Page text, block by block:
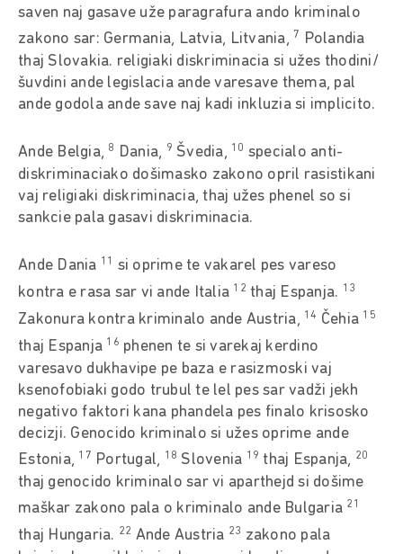
saven naj gasave uže paragrafura ando kriminalo
zakono sar: Germania, Latvia, Litvania, 7
Polandia
thaj Slovakia. religiaki diskriminacia si užes thodini/
šuvdini ande legislacia ande varesave thema, pal
ande godola ande save naj kadi inkluzia si implicito.
Ande Belgia, 8 Dania, 9 Švedia, 10 specialo anti-
diskriminaciako došimasko zakono opril rasistikani
vaj religiaki diskriminacia, thaj užes phenel so si
sankcie pala gasavi diskriminacia.
Ande Dania 11
si oprime te vakarel pes vareso
kontra e rasa sar vi ande Italia 12 thaj Espanja. 13
Zakonura kontra kriminalo ande Austria, 14 Čehia 15
thaj Espanja 16 phenen te si varekaj kerdino
varesavo dukhavipe pe baza e rasizmoski vaj
ksenofobiaki godo trubul te lel pes sar vadži jekh
negativo faktori kana phandela pes finalo krisosko
decizji. Genocido kriminalo si užes oprime ande
Estonia, 17 Portugal, 18 Slovenia 19 thaj Espanja, 20
thaj genocido kriminalo sar vi aparthejd si došime
maškar zakono pala o kriminalo ande Bulgaria 21
thaj Hungaria. 22 Ande Austria 23 zakono pala